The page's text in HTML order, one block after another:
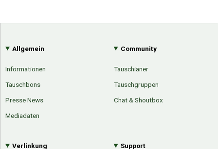
Allgemein
Informationen
Tauschbons
Presse News
Mediadaten
Community
Tauschianer
Tauschgruppen
Chat & Shoutbox
Verlinkung Support